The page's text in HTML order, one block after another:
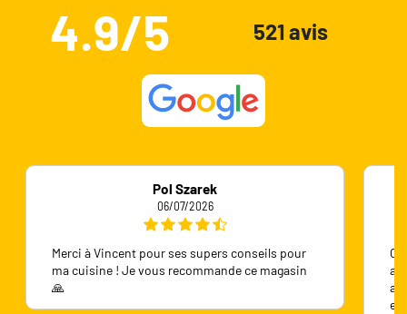
4.9/5 521 avis
Pol Szarek
06/07/2026
Merci à Vincent pour ses supers conseils pour
ma cuisine ! Je vous recommande ce magasin
🙏